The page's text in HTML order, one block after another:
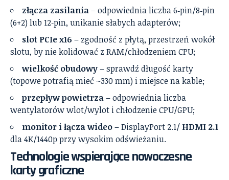
złącza zasilania– odpowiednia liczba 6‑pin/8‑pin
(6+2) lub 12‑pin, unikanie słabych adapterów;
slot PCIe x16 – zgodność z płytą, przestrzeń wokół
slotu, by nie kolidować z RAM/chłodzeniem CPU;
wielkość obudowy– sprawdź długość karty
(topowe potrafią mieć ~330 mm) i miejsce na kable;
przepływ powietrza– odpowiednia liczba
wentylatorów wlot/wylot i chłodzenie CPU/GPU;
monitor i łącza wideo– DisplayPort 2.1/ HDMI 2.1
dla 4K/1440p przy wysokim odświeżaniu.
Technologie wspierające nowoczesne
karty graficzne